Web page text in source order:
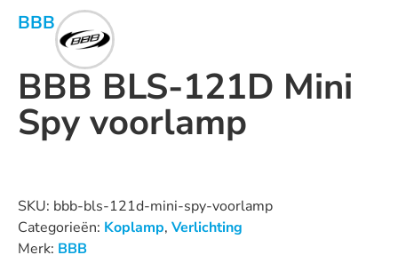
BBB
BBB BLS-121D Mini
Spy voorlamp
SKU: bbb-bls-121d-mini-spy-voorlamp
Categorieën: Koplamp, Verlichting
Merk: BBB